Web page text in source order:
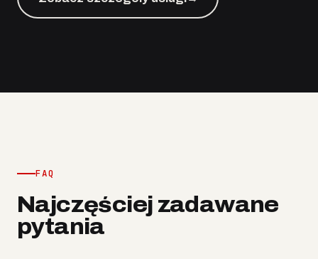
FAQ
Najczęściej zadawane
pytania